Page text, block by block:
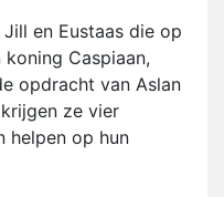
en Eustaas die op
Caspiaan,
opdracht van Aslan
ze vier
helpen op hun